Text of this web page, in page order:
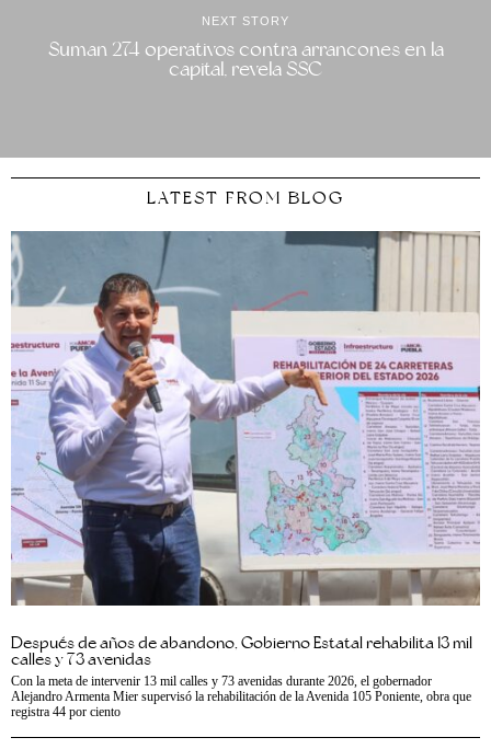
NEXT STORY
Suman 274 operativos contra arrancones en la
capital, revela SSC
LATEST FROM BLOG
Después de años de abandono, Gobierno Estatal rehabilita 13 mil
calles y 73 avenidas
Con la meta de intervenir 13 mil calles y 73 avenidas durante 2026, el gobernador
Alejandro Armenta Mier supervisó la rehabilitación de la Avenida 105 Poniente, obra que
registra 44 por ciento